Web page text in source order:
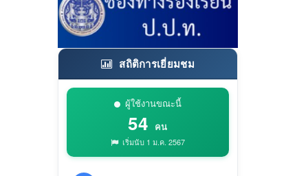
สถิติการเยี่ยมชม
ผู้ใช้งานขณะนี้
54 คน
เริ่มนับ 1 ม.ค. 2567